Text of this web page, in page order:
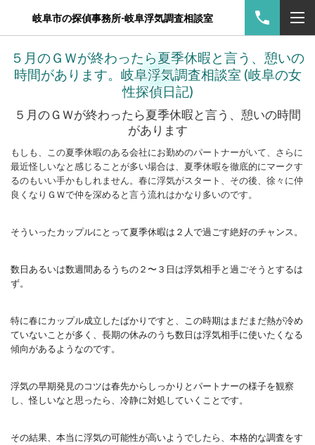
岐阜市の探偵事務所-岐阜浮気調査相談室
５月のＧＷが終わったら夏季休暇と言う、憩いの
時間があります。岐阜浮気調査相談室 (岐阜の女
性探偵日記)
５月のＧＷが終わったら夏季休暇と言う、憩いの時間
があります
もしも、この夏季休暇のある会社にお勤めのパートナーがいて、さらに
最近怪しいなと感じることが多い場合は、夏季休暇を徹底的にマークす
るのもいい手かもしれません。春に浮気がスタート、その後、徐々に仲
良くなりＧＷで仲を深めると言う流れはかなり多いのです。
そういったカップルにとって夏季休暇は２人で過ごす絶好のチャンス。
数日あるいは数週間あるうちの２〜３日は浮気相手と過ごそうとするは
ず。
特に春にカップル成立したばかりですと、この時期はまだまだ熱が冷め
ていないことが多く、長期の休みのうち数日は浮気相手に使いたくなる
傾向があるようなのです。
浮気の早期発見のコツは春先からしっかりとパートナーの様子を観察
し、怪しいなと思ったら、冷静に対処していくことです。
その結果、本当に浮気の可能性が高いようでしたら、本格的な調査をす